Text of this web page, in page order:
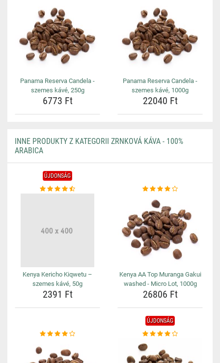
Panama Reserva Candela -
szemes kávé, 250g
6773 Ft
Panama Reserva Candela -
szemes kávé, 1000g
22040 Ft
INNE PRODUKTY Z KATEGORII ZRNKOVÁ KÁVA - 100%
ARABICA
ÚJDONSÁG
Kenya Kericho Kiqwetu –
szemes kávé, 50g
2391 Ft
Kenya AA Top Muranga Gakui
washed - Micro Lot, 1000g
26806 Ft
ÚJDONSÁG